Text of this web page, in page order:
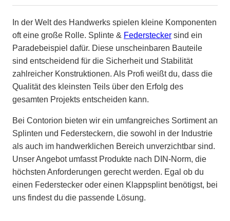
In der Welt des Handwerks spielen kleine Komponenten
oft eine große Rolle. Splinte & Federstecker sind ein
Paradebeispiel dafür. Diese unscheinbaren Bauteile
sind entscheidend für die Sicherheit und Stabilität
zahlreicher Konstruktionen. Als Profi weißt du, dass die
Qualität des kleinsten Teils über den Erfolg des
gesamten Projekts entscheiden kann.
Bei Contorion bieten wir ein umfangreiches Sortiment an
Splinten und Federsteckern, die sowohl in der Industrie
als auch im handwerklichen Bereich unverzichtbar sind.
Unser Angebot umfasst Produkte nach DIN-Norm, die
höchsten Anforderungen gerecht werden. Egal ob du
einen Federstecker oder einen Klappsplint benötigst, bei
uns findest du die passende Lösung.